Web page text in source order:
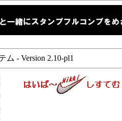
ム - Version 2.10-pl1